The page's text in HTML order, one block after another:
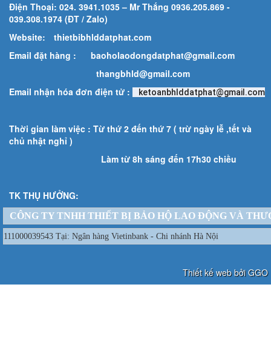
Điện Thoại: 024. 3941.1035 – Mr Thắng 0936.205.869 -
039.308.1974 (ĐT / Zalo)
Website:
thietbibhlddatphat.com
Email đặt hàng : baoholaodongdatphat@gmail.com
thangbhld@gmail.com
Email nhận hóa đơn điện tử :
ketoanbhlddatphat@gmail.com
Thời gian làm việc : Từ thứ 2 đến thứ 7 ( trừ ngày lễ ,tết và
chủ nhật nghỉ )
Làm từ 8h sáng đến 17h30 chiều
TK THỤ HƯỞNG:
CÔNG TY TNHH THIẾT BỊ BẢO HỘ LAO ĐỘNG VÀ
111000039543 Tại: Ngân hàng Vietinbank - Chi nhánh Hà Nội
Thiết kế web bởi GGO